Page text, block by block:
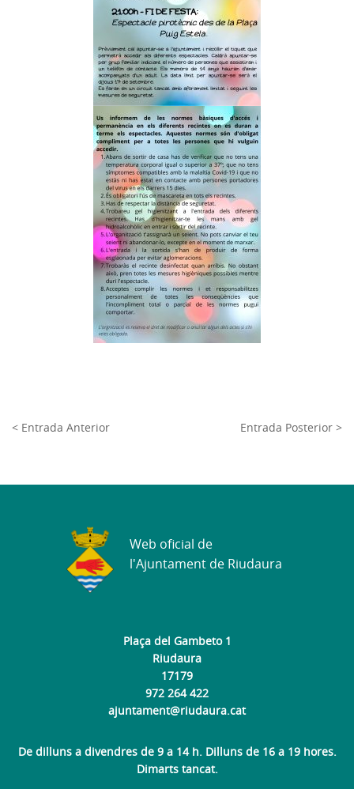
< Entrada Anterior Entrada Posterior >
Plaça del Gambeto 1
Riudaura
17179
972 264 422
ajuntament@riudaura.cat
De dilluns a divendres de 9 a 14 h. Dilluns de 16 a 19 hores.
Dimarts tancat.
Web oficial de
l'Ajuntament de Riudaura